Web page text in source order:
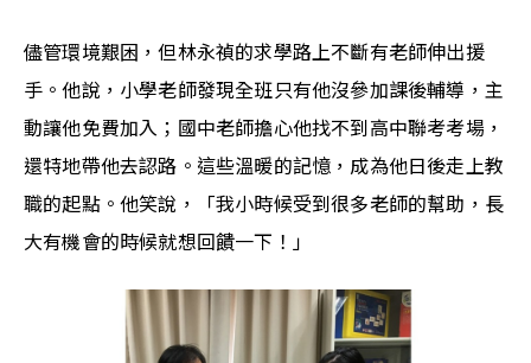
儘管環境艱困，但林永禎的求學路上不斷有老師伸出援
手。他說，小學老師發現全班只有他沒參加課後輔導，主
動讓他免費加入；國中老師擔心他找不到高中聯考考場，
還特地帶他去認路。這些溫暖的記憶，成為他日後走上教
職的起點。他笑說，「我小時候受到很多老師的幫助，長
大有機會的時候就想回饋一下！」